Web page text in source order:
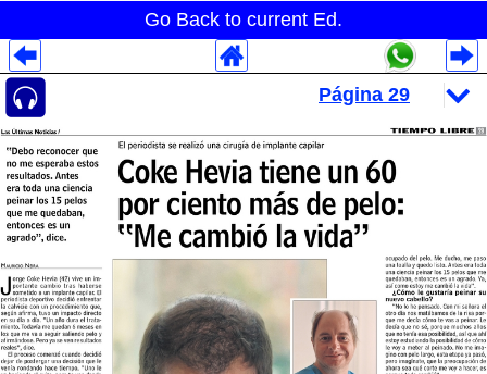
Go Back to current Ed.
Despliegues Analytics
Despliegues Totales
Despliegues por Rubros